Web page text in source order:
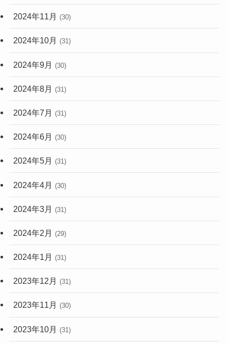
2024年11月 (30)
2024年10月 (31)
2024年9月 (30)
2024年8月 (31)
2024年7月 (31)
2024年6月 (30)
2024年5月 (31)
2024年4月 (30)
2024年3月 (31)
2024年2月 (29)
2024年1月 (31)
2023年12月 (31)
2023年11月 (30)
2023年10月 (31)